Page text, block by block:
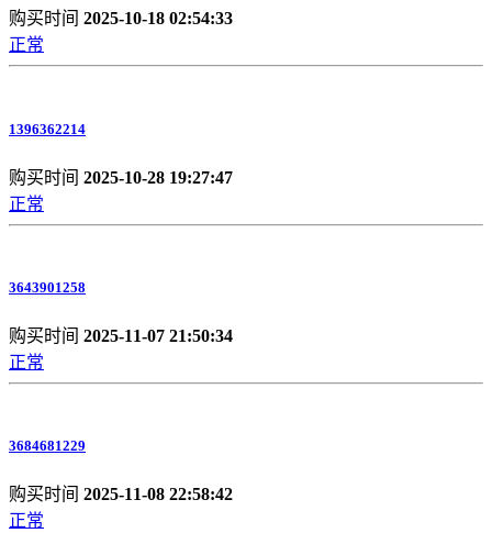
购买时间 2025-10-18 02:54:33
正常
1396362214
购买时间 2025-10-28 19:27:47
正常
3643901258
购买时间 2025-11-07 21:50:34
正常
3684681229
购买时间 2025-11-08 22:58:42
正常